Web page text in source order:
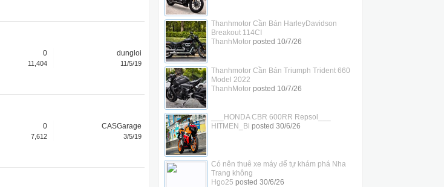
0
11,404
dungloi
11/5/19
0
7,612
CASGarage
3/5/19
Thanhmotor Cần Bán HarleyDavidson
Breakout 114CI
ThanhMotorposted 10/7/26
Thanhmotor Cần Bán Triumph Trident 660
Model 2022
ThanhMotorposted 10/7/26
___HONDA CBR 600RR Repsol___
HITMEN_Bi posted 30/6/26
Có nên thuê xe máy để tự khám phá Nha
Trang không
Hgo25 posted 30/6/26